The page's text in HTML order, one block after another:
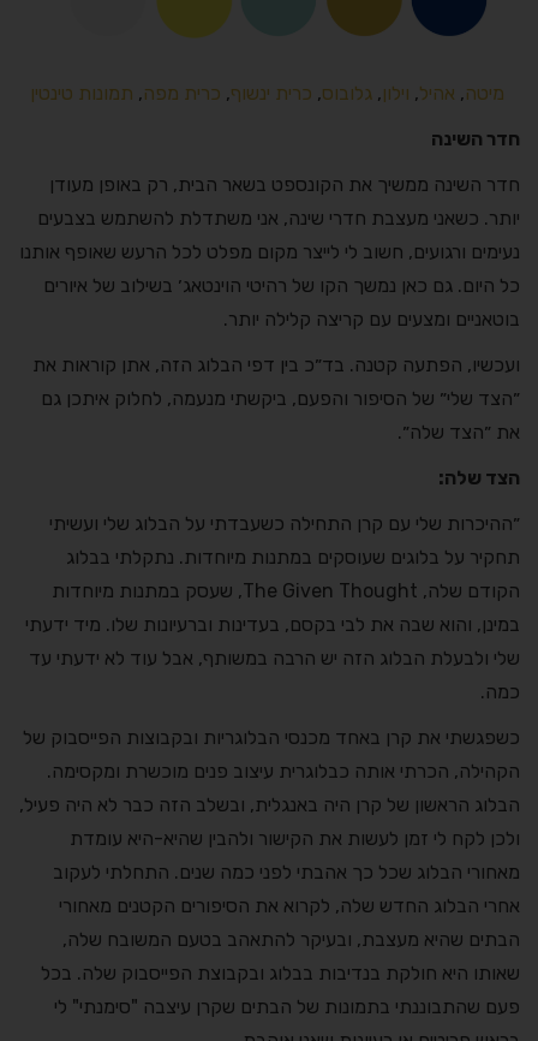
מיטה, אהיל, וילון,גלובוס, כרית ינשוף, כרית מפה, תמונות טינטין
חדר השינה
חדר השינה ממשיך את הקונספט בשאר הבית, רק באופן מעודן
יותר. כשאני מעצבת חדרי שינה, אני משתדלת להשתמש בצבעים
נעימים ורגועים, חשוב לי לייצר מקום מפלט לכל הרעש שאופף אותנו
כל היום. גם כאן נמשך הקו של רהיטי הוינטאג׳ בשילוב של איורים
בוטאניים ומצעים עם קריצה קלילה יותר.
ועכשיו, הפתעה קטנה. בד״כ בין דפי הבלוג הזה, אתן קוראות את
״הצד שלי״ של הסיפור והפעם, ביקשתי מנעמה, לחלוק איתכן גם
את ״הצד שלה״.
הצד שלה:
״ההיכרות שלי עם קרן התחילה כשעבדתי על הבלוג שלי ועשיתי
תחקיר על בלוגים שעוסקים במתנות מיוחדות. נתקלתי בבלוג
הקודם שלה, The Given Thought, שעסק במתנות מיוחדות
במינן, והוא שבה את לבי בקסם, בעדינות וברעיונות שלו. מיד ידעתי
שלי ולבעלת הבלוג הזה יש הרבה במשותף, אבל עוד לא ידעתי עד
כמה.
כשפגשתי את קרן באחד מכנסי הבלוגריות ובקבוצות הפייסבוק של
הקהילה, הכרתי אותה כבלוגרית עיצוב פנים מוכשרת ומקסימה.
הבלוג הראשון של קרן היה באנגלית, ובשלב הזה כבר לא היה פעיל,
ולכן לקח לי זמן לעשות את הקישור ולהבין שהיא-היא עומדת
מאחורי הבלוג שכל כך אהבתי לפני כמה שנים. התחלתי לעקוב
אחרי הבלוג החדש שלה, לקרוא את הסיפורים הקטנים מאחורי
הבתים שהיא מעצבת, ובעיקר להתאהב בטעם המשובח שלה,
שאותו היא חולקת בנדיבות בבלוג ובקבוצת הפייסבוק שלה. בכל
פעם שהתבוננתי בתמונות של הבתים שקרן עיצבה "סימנתי" לי